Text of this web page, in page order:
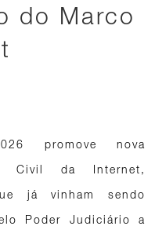
do Marco
promove nova
Civil da Internet,
já vinham sendo
Poder Judiciário a